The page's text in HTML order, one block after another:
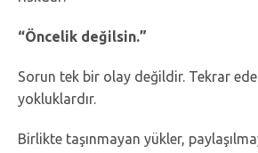
“Öncelik değilsin.”
Sorun tek bir olay değildir. Tekrar
yokluklardır.
Birlikte taşınmayan yükler,